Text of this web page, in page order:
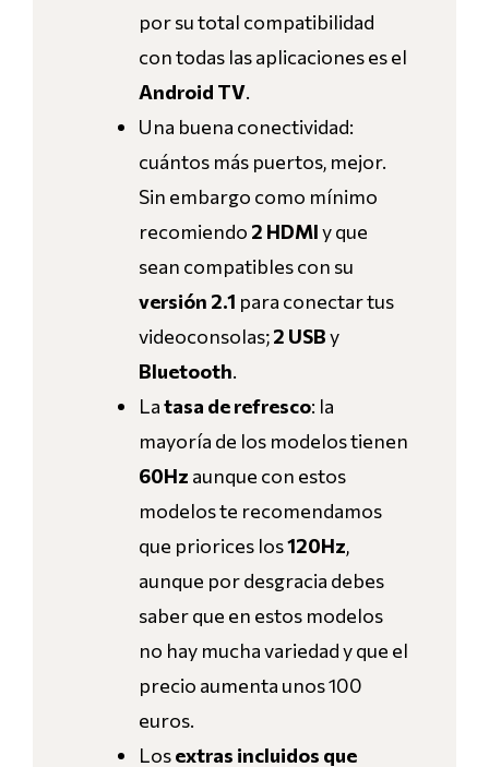
por su total compatibilidad
con todas las aplicaciones es el
Android TV.
Una buena conectividad:
cuántos más puertos, mejor.
Sin embargo como mínimo
recomiendo 2 HDMIy que
sean compatibles con su
versión 2.1 para conectar tus
videoconsolas;2 USBy
Bluetooth.
Latasa de refresco: la
mayoría de los modelos tienen
60Hz aunque con estos
modelos te recomendamos
que priorices los120Hz,
aunque por desgracia debes
saber que en estos modelos
no hay mucha variedad y que el
precio aumenta unos 100
euros.
Losextras incluidos que